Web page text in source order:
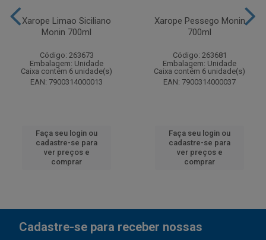
Xarope Limao Siciliano
Monin 700ml
Código: 263673
Embalagem: Unidade
Caixa contém 6 unidade(s)
EAN: 7900314000013
Faça seu login ou
cadastre-se para
ver preços e
comprar
Xarope Pessego Monin
700ml
Código: 263681
Embalagem: Unidade
Caixa contém 6 unidade(s)
EAN: 7900314000037
Faça seu login ou
cadastre-se para
ver preços e
comprar
Cadastre-se para receber nossas